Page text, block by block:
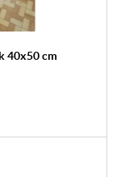
40x50 cm